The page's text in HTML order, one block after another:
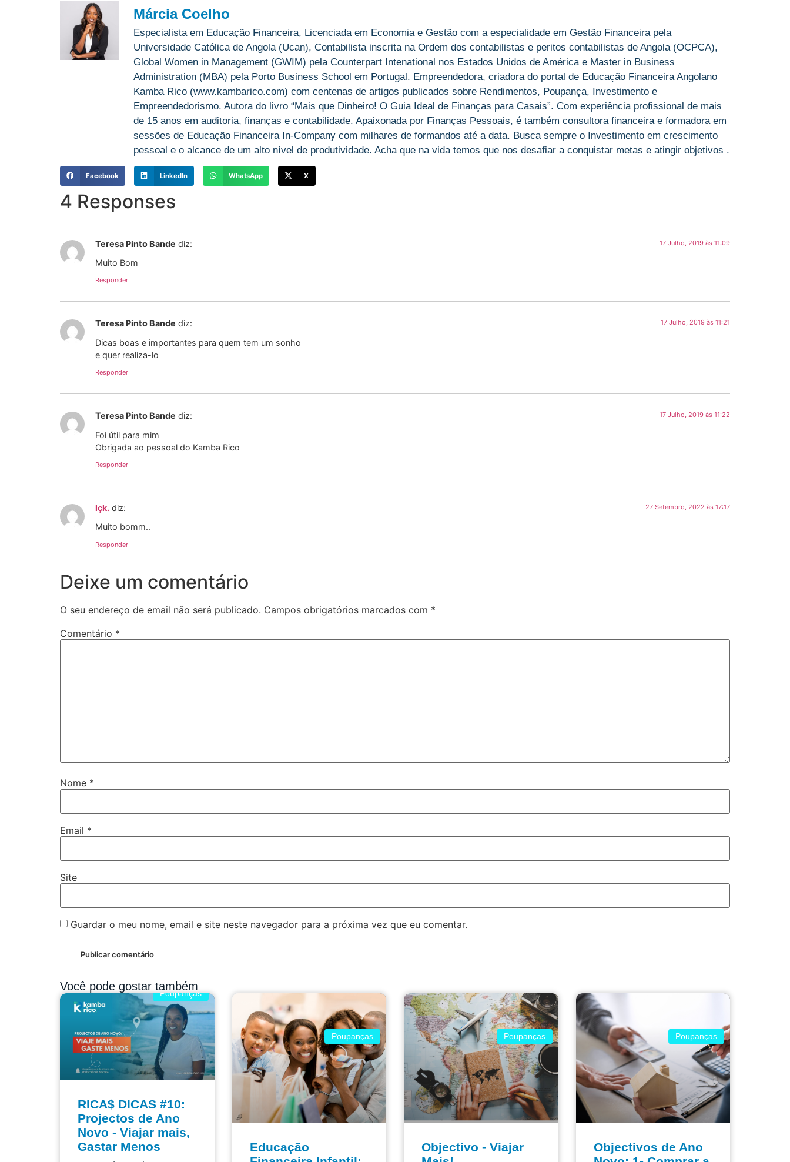
Márcia Coelho
Especialista em Educação Financeira, Licenciada em Economia e Gestão com a especialidade em Gestão Financeira pela
Universidade Católica de Angola (Ucan), Contabilista inscrita na Ordem dos contabilistas e peritos contabilistas de Angola (OCPCA),
Global Women in Management (GWIM) pela Counterpart Intenational nos Estados Unidos de América e Master in Business
Administration (MBA) pela Porto Business School em Portugal. Empreendedora, criadora do portal de Educação Financeira Angolano
Kamba Rico (www.kambarico.com) com centenas de artigos publicados sobre Rendimentos, Poupança, Investimento e
Empreendedorismo. Autora do livro “Mais que Dinheiro! O Guia Ideal de Finanças para Casais”. Com experiência profissional de mais
de 15 anos em auditoria, finanças e contabilidade. Apaixonada por Finanças Pessoais, é também consultora financeira e formadora em
sessões de Educação Financeira In-Company com milhares de formandos até a data. Busca sempre o Investimento em crescimento
pessoal e o alcance de um alto nível de produtividade. Acha que na vida temos que nos desafiar a conquistar metas e atingir objetivos .
Facebook LinkedIn WhatsApp X
4 Responses
Teresa Pinto Bande diz: 17 Julho, 2019 às 11:09
Muito Bom
Responder
Teresa Pinto Bande diz: 17 Julho, 2019 às 11:21
Dicas boas e importantes para quem tem um sonho
e quer realiza-lo
Responder
Teresa Pinto Bande diz: 17 Julho, 2019 às 11:22
Foi útil para mim
Obrigada ao pessoal do Kamba Rico
Responder
lçk. diz: 27 Setembro, 2022 às 17:17
Muito bomm..
Responder
Deixe um comentário
O seu endereço de email não será publicado. Campos obrigatórios marcados com *
Comentário *
Nome *
Email *
Site
Guardar o meu nome, email e site neste navegador para a próxima vez que eu comentar.
Você pode gostar também
Poupanças
RICA$ DICAS #10:
Projectos de Ano
Novo - Viajar mais,
Gastar Menos
Poupanças
Educação
Poupanças
Objectivo - Viajar
Poupanças
Objectivos de Ano